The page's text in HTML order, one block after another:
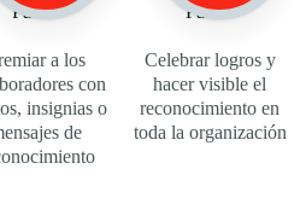
Paso 2
a los
con
insignias o
de
Paso 3
Celebrar logros y
hacer visible el
reconocimiento en
toda la organización